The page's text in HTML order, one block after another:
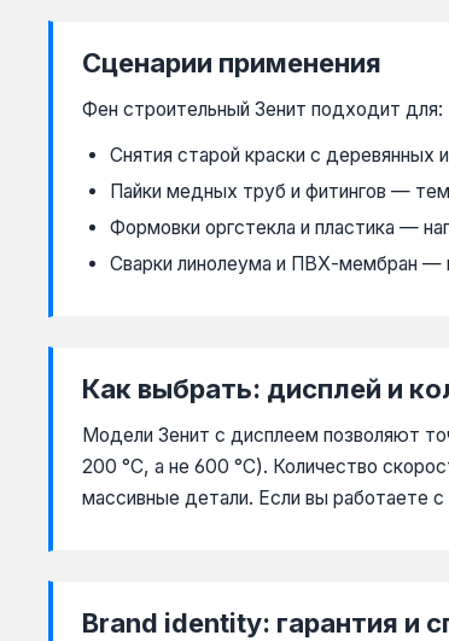
Сценарии применения
Фен строительный Зенит подходит для:
Снятия старой краски с деревянных
Пайки медных труб и фитингов —
Формовки оргстекла и пластика —
Сварки линолеума и ПВХ-мембран —
Как выбрать: дисплей и
Модели Зенит с дисплеем позволяют
200 °C, а не 600 °C). Количество
массивные детали. Если вы работаете
Brand identity: гарантия и